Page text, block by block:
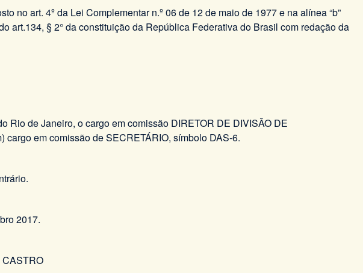
no art. 4º da Lei Complementar n.º 06 de 12 de maio de 1977 e na alínea “b”
art.134, § 2° da constituição da República Federativa do Brasil com redação da
Rio de Janeiro, o cargo em comissão DIRETOR DE DIVISÃO DE
em comissão de SECRETÁRIO, símbolo DAS-6.
2017.